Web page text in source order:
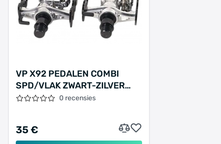
VP X92 PEDALEN COMBI
SPD/VLAK ZWART-ZILVER
INCLUSIEF SPD PLAATJES
0 recensies
35 €